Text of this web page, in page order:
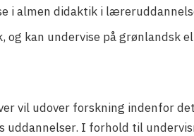
i almen didaktik i
og kan undervise på grønlandsk
vil udover forskning indenfor
uddannelser. I forhold til